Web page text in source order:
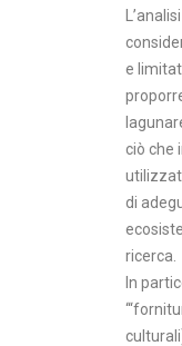
e
ciò che
di
ricerca.
In